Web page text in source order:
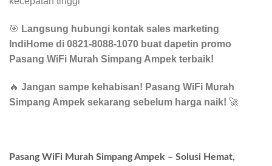
🎯 Langsung hubungi kontak sales marketing
IndiHome di 0821-8088-1070 buat dapetin promo
Pasang WiFi Murah Simpang Ampek terbaik!
🔥 Jangan sampe kehabisan! Pasang WiFi Murah
Simpang Ampek sekarang sebelum harga naik! 🚀
Pasang WiFi Murah Simpang Ampek – Solusi Hemat,